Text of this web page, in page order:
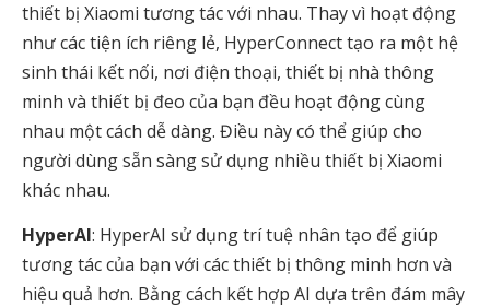
thiết bị Xiaomi tương tác với nhau. Thay vì hoạt động
như các tiện ích riêng lẻ, HyperConnect tạo ra một hệ
sinh thái kết nối, nơi điện thoại, thiết bị nhà thông
minh và thiết bị đeo của bạn đều hoạt động cùng
nhau một cách dễ dàng. Điều này có thể giúp cho
người dùng sẵn sàng sử dụng nhiều thiết bị Xiaomi
khác nhau.
HyperAI: HyperAI sử dụng trí tuệ nhân tạo để giúp
tương tác của bạn với các thiết bị thông minh hơn và
hiệu quả hơn. Bằng cách kết hợp AI dựa trên đám mây